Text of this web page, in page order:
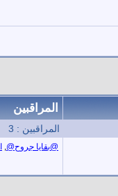
المراقبين
المراقبين : 3
@بقايا جروح@,